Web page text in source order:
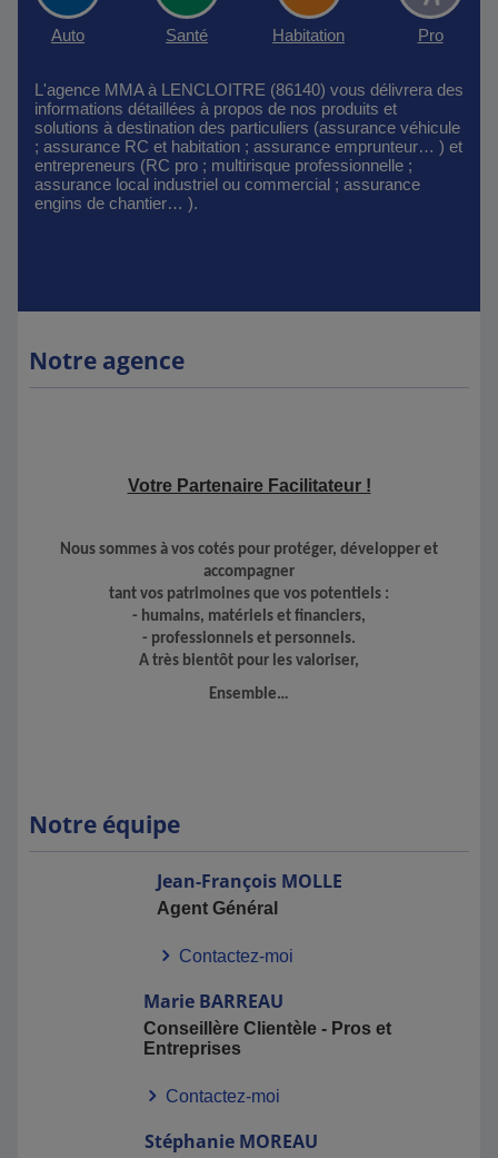
Auto Santé Habitation Pro
L'agence MMA à LENCLOITRE (86140) vous délivrera des
informations détaillées à propos de nos produits et
solutions à destination des particuliers (assurance véhicule
; assurance RC et habitation ; assurance emprunteur… ) et
entrepreneurs (RC pro ; multirisque professionnelle ;
assurance local industriel ou commercial ; assurance
engins de chantier… ).
Notre agence
Votre Partenaire Facilitateur !
Nous sommes à vos cotés pour protéger, développer et
accompagner
tant vos patrimoines que vos potentiels :
- humains, matériels et financiers,
- professionnels et personnels.
A très bientôt pour les valoriser,
Ensemble…
Notre équipe
Jean-François MOLLE
Agent Général
Contactez-moi
Marie BARREAU
Conseillère Clientèle - Pros et
Entreprises
Contactez-moi
Stéphanie MOREAU